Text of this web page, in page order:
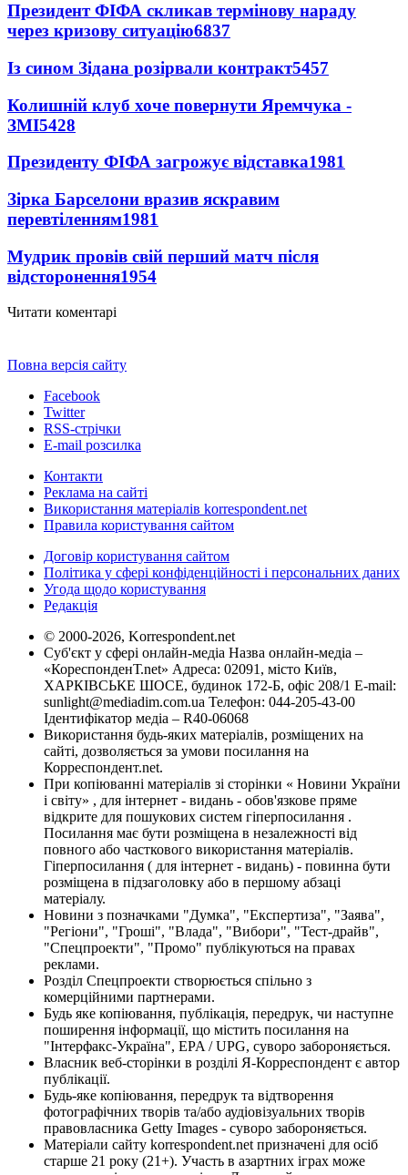
Президент ФІФА скликав термінову нараду
через кризову ситуацію6837
Із сином Зідана розірвали контракт5457
Колишній клуб хоче повернути Яремчука -
ЗМІ5428
Президенту ФІФА загрожує відставка1981
Зірка Барселони вразив яскравим
перевтіленням1981
Мудрик провів свій перший матч після
відсторонення1954
Читати коментарі
Повна версія сайту
Facebook
Twitter
RSS-стрічки
E-mail розсилка
Контакти
Реклама на сайті
Використання матеріалів korrespondent.net
Правила користування сайтом
Договір користування сайтом
Політика у сфері конфіденційності і персональних даних
Угода щодо користування
Редакція
© 2000-2026, Korrespondent.net
Суб'єкт у сфері онлайн-медіа Назва онлайн-медіа –
«КореспонденТ.net» Адреса: 02091, місто Київ,
ХАРКІВСЬКЕ ШОСЕ, будинок 172-Б, офіс 208/1 E-mail:
sunlight@mediadim.com.ua Телефон: 044-205-43-00
Ідентифікатор медіа – R40-06068
Використання будь-яких матеріалів, розміщених на
сайті, дозволяється за умови посилання на
Корреспондент.net.
При копіюванні матеріалів зі сторінки « Новини України
і світу» , для інтернет - видань - обов'язкове пряме
відкрите для пошукових систем гіперпосилання .
Посилання має бути розміщена в незалежності від
повного або часткового використання матеріалів.
Гіперпосилання ( для інтернет - видань) - повинна бути
розміщена в підзаголовку або в першому абзаці
матеріалу.
Новини з позначками "Думка", "Експертиза", "Заява",
"Регіони", "Гроші", "Влада", "Вибори", "Тест-драйв",
"Спецпроекти", "Промо" публікуються на правах
реклами.
Розділ Спецпроекти створюється спільно з
комерційними партнерами.
Будь яке копіювання, публікація, передрук, чи наступне
поширення інформації, що містить посилання на
"Інтерфакс-Україна", EPA / UPG, суворо забороняється.
Власник веб-сторінки в розділі Я-Корреспондент є автор
публікації.
Будь-яке копіювання, передрук та відтворення
фотографічних творів та/або аудіовізуальних творів
правовласника Getty Images - суворо забороняється.
Матеріали сайту korrespondent.net призначені для осіб
старше 21 року (21+). Участь в азартних іграх може